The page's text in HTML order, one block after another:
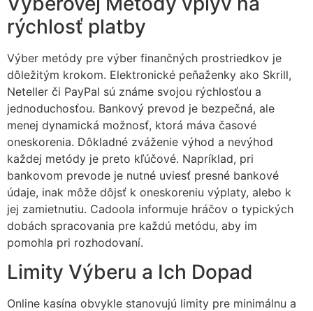
rýchlosť platby
Výber metódy pre výber finančných prostriedkov je
dôležitým krokom. Elektronické peňaženky ako Skrill,
Neteller či PayPal sú známe svojou rýchlosťou a
jednoduchosťou. Bankový prevod je bezpečná, ale
menej dynamická možnosť, ktorá máva časové
oneskorenia. Dôkladné zváženie výhod a nevýhod
každej metódy je preto kľúčové. Napríklad, pri
bankovom prevode je nutné uviesť presné bankové
údaje, inak môže dôjsť k oneskoreniu výplaty, alebo k
jej zamietnutiu. Cadoola informuje hráčov o typických
dobách spracovania pre každú metódu, aby im
pomohla pri rozhodovaní.
Limity Výberu a Ich Dopad
Online kasína obvykle stanovujú limity pre minimálnu a